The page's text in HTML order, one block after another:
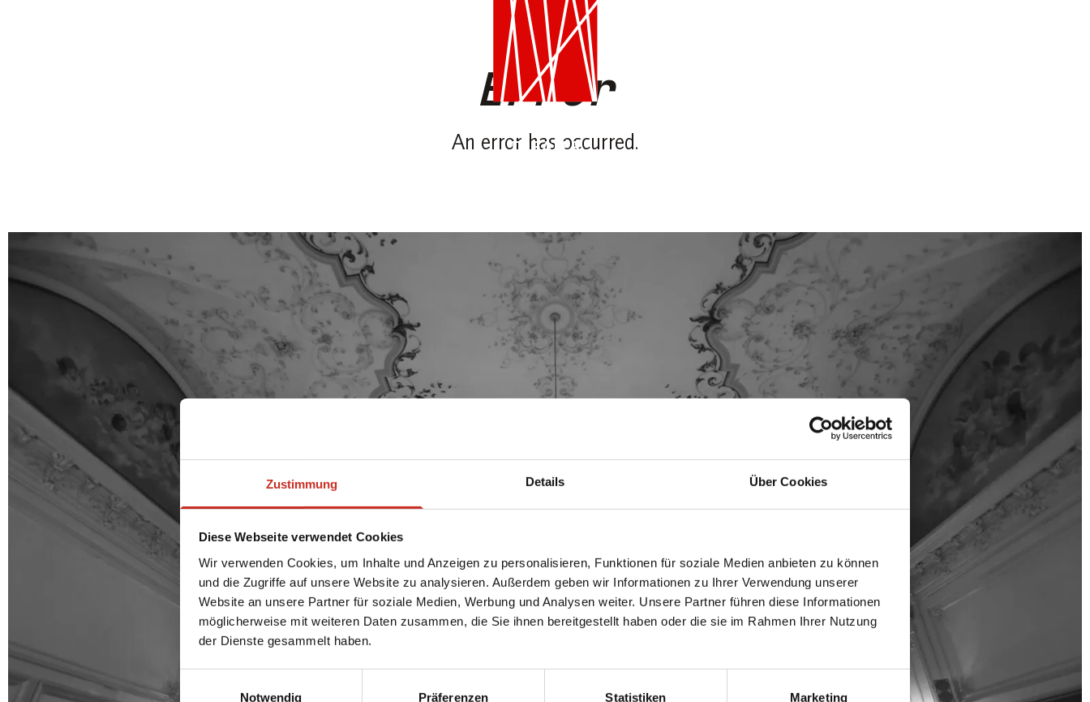
Zustimmung Details Über Cookies
Diese Webseite verwendet Cookies
Wir verwenden Cookies, um Inhalte und Anzeigen zu personalisieren, Funktionen für soziale Medien anbieten zu können
und die Zugriffe auf unsere Website zu analysieren. Außerdem geben wir Informationen zu Ihrer Verwendung unserer
Website an unsere Partner für soziale Medien, Werbung und Analysen weiter. Unsere Partner führen diese Informationen
möglicherweise mit weiteren Daten zusammen, die Sie ihnen bereitgestellt haben oder die sie im Rahmen Ihrer Nutzung
der Dienste gesammelt haben.
Notwendig
Präferenzen Statistiken Marketing
Error
An error has occurred.